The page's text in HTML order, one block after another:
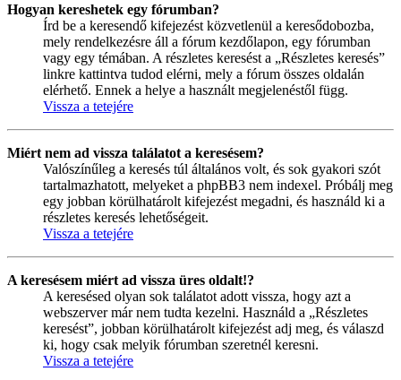
Hogyan kereshetek egy fórumban?
Írd be a keresendő kifejezést közvetlenül a keresődobozba,
mely rendelkezésre áll a fórum kezdőlapon, egy fórumban
vagy egy témában. A részletes keresést a „Részletes keresés”
linkre kattintva tudod elérni, mely a fórum összes oldalán
elérhető. Ennek a helye a használt megjelenéstől függ.
Vissza a tetejére
Miért nem ad vissza találatot a keresésem?
Valószínűleg a keresés túl általános volt, és sok gyakori szót
tartalmazhatott, melyeket a phpBB3 nem indexel. Próbálj meg
egy jobban körülhatárolt kifejezést megadni, és használd ki a
részletes keresés lehetőségeit.
Vissza a tetejére
A keresésem miért ad vissza üres oldalt!?
A keresésed olyan sok találatot adott vissza, hogy azt a
webszerver már nem tudta kezelni. Használd a „Részletes
keresést”, jobban körülhatárolt kifejezést adj meg, és válaszd
ki, hogy csak melyik fórumban szeretnél keresni.
Vissza a tetejére